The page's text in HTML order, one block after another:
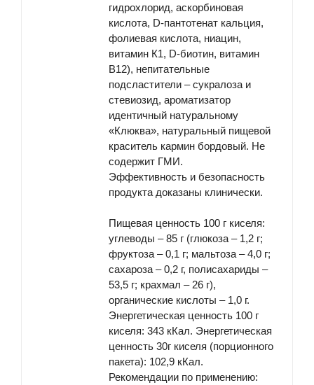
гидрохлорид, аскорбиновая
кислота, D-пантотенат кальция,
фолиевая кислота, ниацин,
витамин К1, D-биотин, витамин
В12), непитательные
подсластители – сукралоза и
стевиозид, ароматизатор
идентичный натуральному
«Клюква», натуральный пищевой
краситель кармин бордовый. Не
содержит ГМИ.
Эффективность и безопасность
продукта доказаны клинически.
Пищевая ценность 100 г киселя:
углеводы – 85 г (глюкоза – 1,2 г;
фруктоза – 0,1 г; мальтоза – 4,0 г;
сахароза – 0,2 г, полисахариды –
53,5 г; крахмал – 26 г),
органические кислоты – 1,0 г.
Энергетическая ценность 100 г
киселя: 343 кКал. Энергетическая
ценность 30г киселя (порционного
пакета): 102,9 кКал.
Рекомендации по применению: